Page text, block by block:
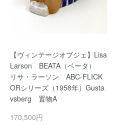
【ヴィンテージオブジェ】Lisa
Larson BEATA（ベータ）
リサ・ラーソン ABC-FLICK
ORシリーズ（1958年）Gusta
vsberg 置物A
170,500円